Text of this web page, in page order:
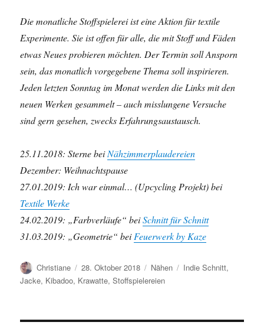
Die monatliche Stoffspielerei ist eine Aktion für textile
Experimente. Sie ist offen für alle, die mit Stoff und Fäden
etwas Neues probieren möchten. Der Termin soll Ansporn
sein, das monatlich vorgegebene Thema soll inspirieren.
Jeden letzten Sonntag im Monat werden die Links mit den
neuen Werken gesammelt – auch misslungene Versuche
sind gern gesehen, zwecks Erfahrungsaustausch.
25.11.2018: Sterne beiNähzimmerplaudereien
Dezember: Weihnachtspause
27.01.2019: Ich war einmal… (Upcycling Projekt) bei
Textile Werke
24.02.2019: „Farbverläufe“ beiSchnitt für Schnitt
31.03.2019: „Geometrie“ beiFeuerwerk by Kaze
Autor
Christiane
Veröffentlicht
am
28. Oktober 2018 Kategorien
Nähen Schlagwörter
Indie Schnitt,
Jacke, Kibadoo, Krawatte,Stoffspielereien